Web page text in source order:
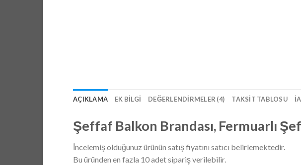
AÇIKLAMA EK BILGI DEĞERLENDIRMELER (4) TAKSIT TABLOSU
Şeffaf Balkon Brandası, Fermuarlı
İncelemiş olduğunuz ürünün satış fiyatını satıcı belirlemektedir.
Bu üründen en fazla 10 adet sipariş verilebilir.